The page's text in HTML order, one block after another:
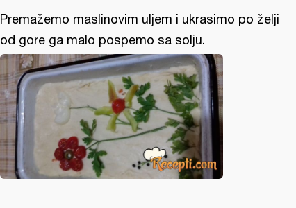
Premažemo maslinovim uljem i ukrasimo po želji
od gore ga malo pospemo sa solju.